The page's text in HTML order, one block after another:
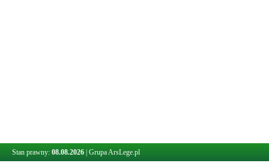
Stan prawny: 08.08.2026 Grupa ArsLege.pl